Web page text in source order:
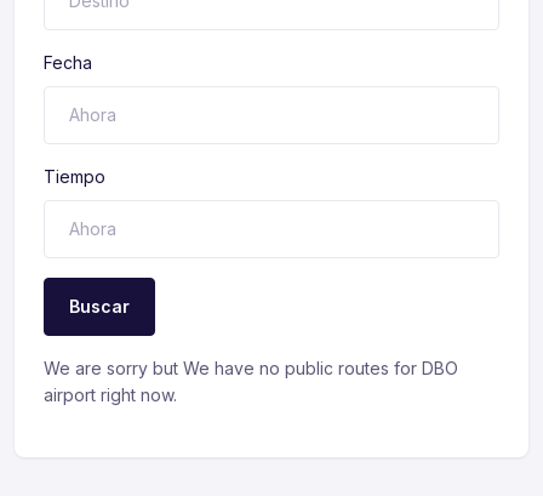
Fecha
Tiempo
Buscar
We are sorry but We have no public routes for DBO
airport right now.